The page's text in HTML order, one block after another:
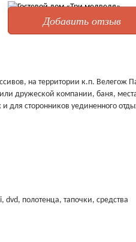
Добавить отзыв
на территории к.п. Велегож
дружеской компании, баня,
для сторонников уединенного
полотенца, тапочки, средства